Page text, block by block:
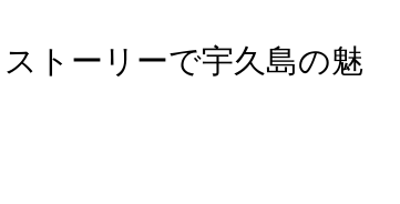
トーリーで宇久島の魅